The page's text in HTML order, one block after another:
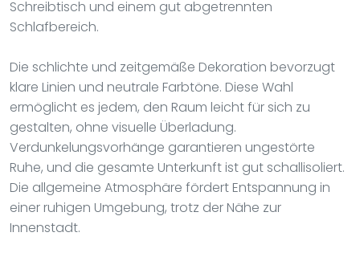
Schreibtisch und einem gut abgetrennten
Schlafbereich.
Die schlichte und zeitgemäße Dekoration bevorzugt
klare Linien und neutrale Farbtöne. Diese Wahl
ermöglicht es jedem, den Raum leicht für sich zu
gestalten, ohne visuelle Überladung.
Verdunkelungsvorhänge garantieren ungestörte
Ruhe, und die gesamte Unterkunft ist gut schallisoliert.
Die allgemeine Atmosphäre fördert Entspannung in
einer ruhigen Umgebung, trotz der Nähe zur
Innenstadt.